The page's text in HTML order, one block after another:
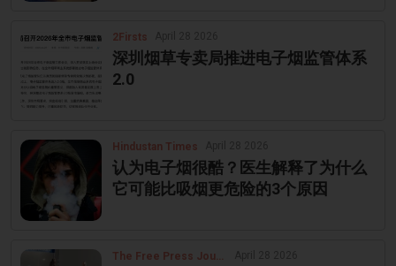
2Firsts
深圳烟草专卖局推进电子烟监管体系
2.0
Hindustan Times
认为电子烟很酷？医生解释了为什么
它可能比吸烟更危险的3个原因
The Free Press Journal